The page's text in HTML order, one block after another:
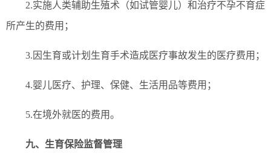
2.实施人类辅助生殖术（如试管婴儿）和治疗不孕不育症
所产生的费用；
3.因生育或计划生育手术造成医疗事故发生的医疗费用；
4.婴儿医疗、护理、保健、生活用品等费用；
5.在境外就医的费用。
九、生育保险监督管理